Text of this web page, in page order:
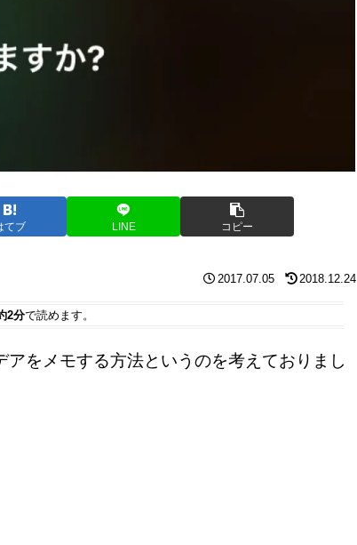
てブ LINE コピー
2017.07.05 2018.12.24
2分で読めます。
をメモする方法というのを考えておりまし